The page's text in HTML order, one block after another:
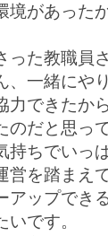
境があった
った教職員
、一緒にや
力できたか
のだと思っ
持ちでいっ
営を踏まえ
アップでき
です。